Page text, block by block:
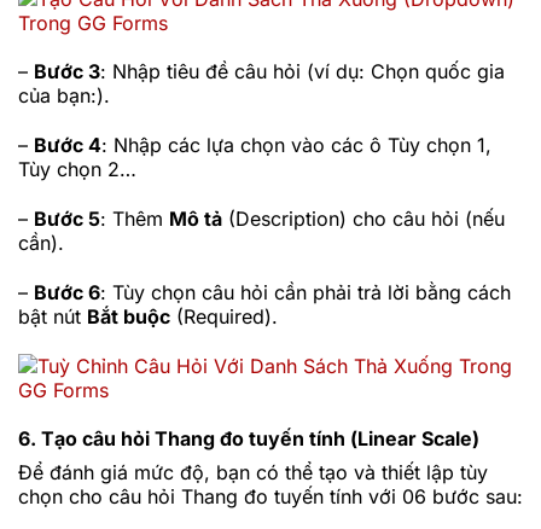
– Bước 3: Nhập tiêu đề câu hỏi (ví dụ: Chọn quốc gia
của bạn:).
– Bước 4: Nhập các lựa chọn vào các ô Tùy chọn 1,
Tùy chọn 2…
– Bước 5: Thêm Mô tả (Description) cho câu hỏi (nếu
cần).
– Bước 6: Tùy chọn câu hỏi cần phải trả lời bằng cách
bật nút Bắt buộc (Required).
6. Tạo câu hỏi Thang đo tuyến tính (Linear Scale)
Để đánh giá mức độ, bạn có thể tạo và thiết lập tùy
chọn cho câu hỏi Thang đo tuyến tính với 06 bước sau: